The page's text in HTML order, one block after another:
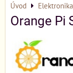
Úvod Elektronika
Orange Pi